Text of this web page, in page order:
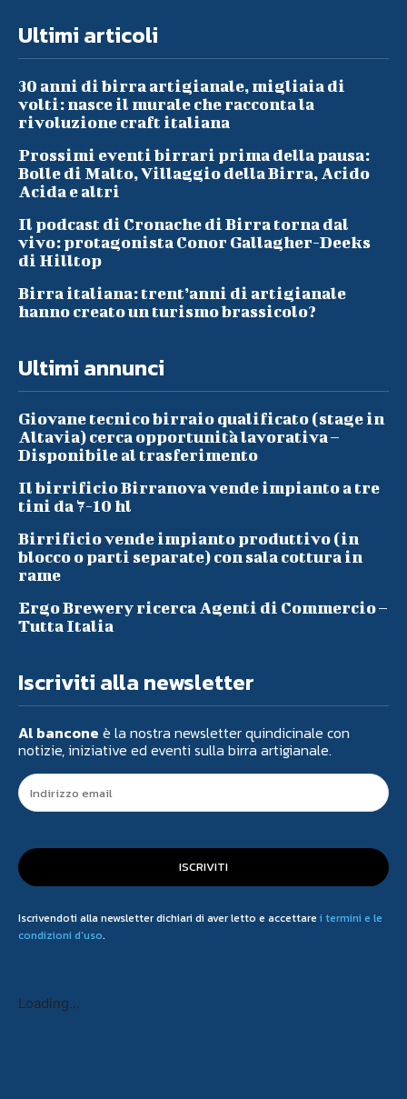
Ultimi articoli
30 anni di birra artigianale, migliaia di
volti: nasce il murale che racconta la
rivoluzione craft italiana
Prossimi eventi birrari prima della pausa:
Bolle di Malto, Villaggio della Birra, Acido
Acida e altri
Il podcast di Cronache di Birra torna dal
vivo: protagonista Conor Gallagher-Deeks
di Hilltop
Birra italiana: trent’anni di artigianale
hanno creato un turismo brassicolo?
Ultimi annunci
Giovane tecnico birraio qualificato (stage in
Altavia) cerca opportunità lavorativa –
Disponibile al trasferimento
Il birrificio Birranova vende impianto a tre
tini da 7-10 hl
Birrificio vende impianto produttivo (in
blocco o parti separate) con sala cottura in
rame
Ergo Brewery ricerca Agenti di Commercio –
Tutta Italia
Iscriviti alla newsletter
Al bancone è la nostra newsletter quindicinale con
notizie, iniziative ed eventi sulla birra artigianale.
ISCRIVITI
Iscrivendoti alla newsletter dichiari di aver letto e accettare i termini e le
condizioni d'uso.
Loading...